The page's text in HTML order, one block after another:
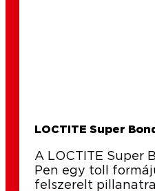
LOCTITE Super
A LOCTITE Super
Pen egy toll
felszerelt